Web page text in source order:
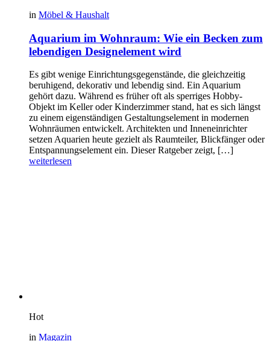
in Möbel & Haushalt
Aquarium im Wohnraum: Wie ein Becken zum
lebendigen Designelement wird
Es gibt wenige Einrichtungsgegenstände, die gleichzeitig
beruhigend, dekorativ und lebendig sind. Ein Aquarium
gehört dazu. Während es früher oft als sperriges Hobby-
Objekt im Keller oder Kinderzimmer stand, hat es sich längst
zu einem eigenständigen Gestaltungselement in modernen
Wohnräumen entwickelt. Architekten und Inneneinrichter
setzen Aquarien heute gezielt als Raumteiler, Blickfänger oder
Entspannungselement ein. Dieser Ratgeber zeigt, […]
weiterlesen
Hot
in Magazin